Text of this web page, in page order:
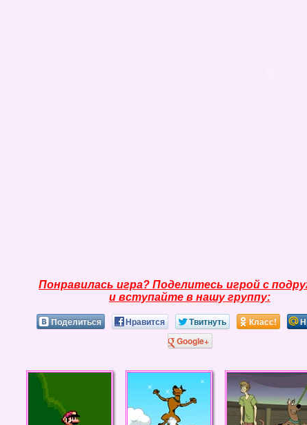
Понравилась игра? Поделитесь игрой с
и вступайте в нашу группу:
Поделиться Нравится Твитнуть Класс!
Google+